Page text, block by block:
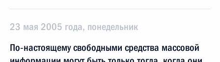
23 мая 2005 года, понедельник
По‑настоящему свободными средства массовой